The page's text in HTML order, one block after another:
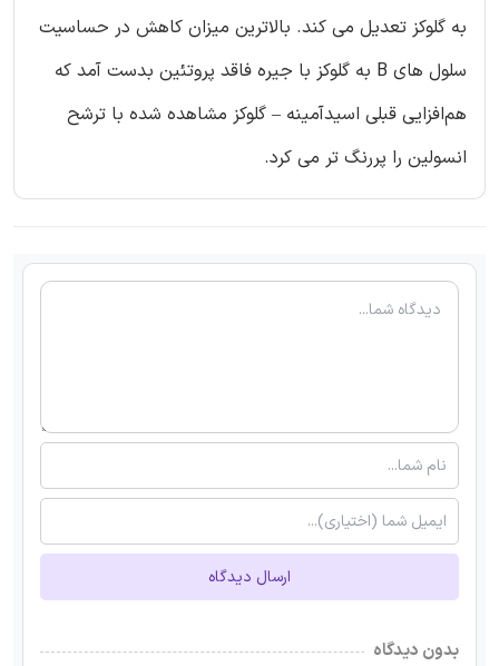
به گلوکز تعدیل می کند. بالاترین میزان کاهش در حساسیت
سلول های B به گلوکز با جیره فاقد پروتئین بدست آمد که
هم‌افزایی قبلی اسیدآمینه – گلوکز مشاهده شده با ترشح
انسولین را پررنگ تر می کرد.
ارسال دیدگاه
بدون دیدگاه